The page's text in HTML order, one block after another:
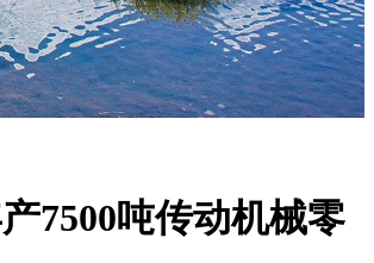
7500吨传动机械零